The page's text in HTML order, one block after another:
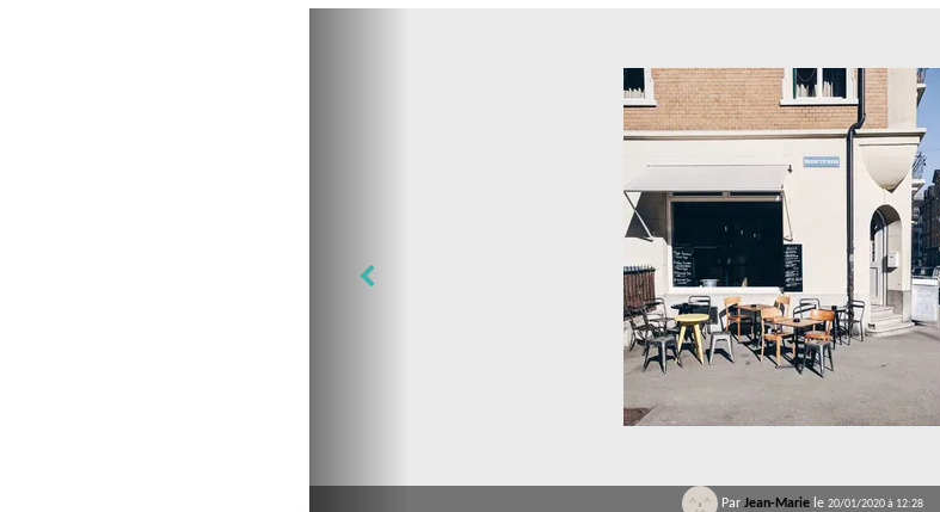
Par Jean-Marie le 20/01/2020 à 12:28